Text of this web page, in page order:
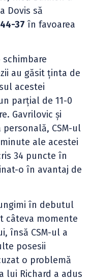
Dovis să
44-37 în favoarea
au găsit ținta de
acestei
parțial de 11-0
Gavrilovic și
personală, CSM-ul
ale acestei
34 puncte în
o în avantaj de
în debutul
câteva momente
însă CSM-ul a
posesii
o problemă
lui Richard a adus